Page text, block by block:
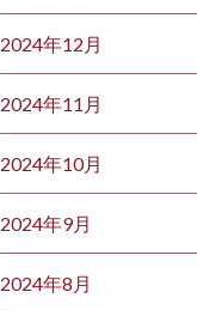
2024年12月
2024年11月
2024年10月
2024年9月
2024年8月